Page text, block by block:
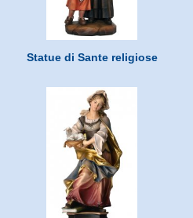
Statue di Sante religiose